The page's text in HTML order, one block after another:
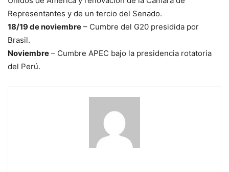
Representantes y de un tercio del Senado.
18/19 de noviembre – Cumbre del G20 presidida por
Brasil.
Noviembre – Cumbre APEC bajo la presidencia rotatoria
del Perú.